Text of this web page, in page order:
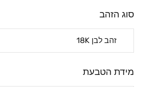
סוג הזהב
מידת הטבעת